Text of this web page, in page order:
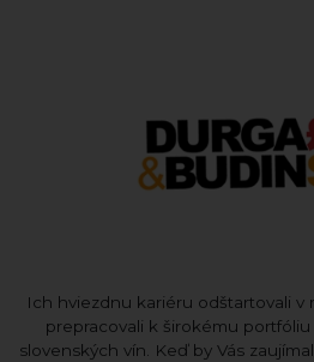
Ich hviezdnu kariéru odštartovali v
prepracovali k širokému
slovenských vín. Keď by Vás